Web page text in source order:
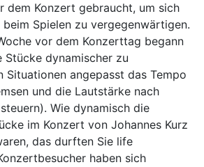
dem Konzert gebraucht, um sich
Spielen zu vergegenwärtigen.
vor dem Konzerttag begann
Stücke dynamischer zu
Situationen angepasst das Tempo
und die Lautstärke nach
Wie dynamisch die
im Konzert von Johannes Kurz
das durften Sie life
haben sich